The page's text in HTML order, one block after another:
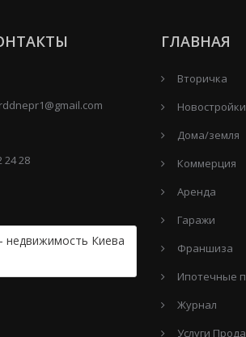
24 28
ГЛАВНАЯ
Вторичка
Новостройки
Дома/земля
Коммерция
Аренда
Гаражи
Франшиза
Ипотечные
Журнал
Услуги